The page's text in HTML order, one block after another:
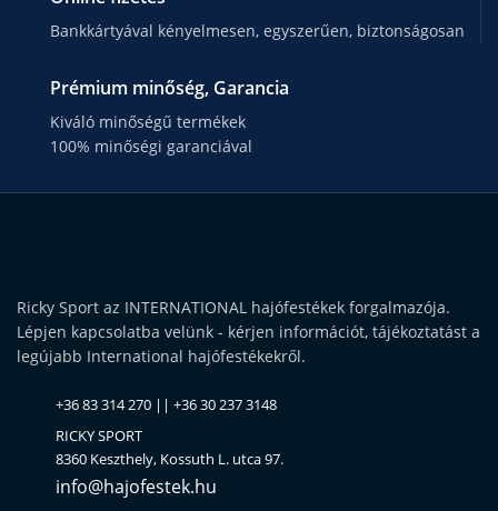
Bankkártyával kényelmesen, egyszerűen, biztonságosan
Prémium minőség, Garancia
Kiváló minőségű termékek
100% minőségi garanciával
Ricky Sport az INTERNATIONAL hajófestékek forgalmazója.
Lépjen kapcsolatba velünk - kérjen információt, tájékoztatást a
legújabb International hajófestékekről.
+36 83 314 270 || +36 30 237 3148
RICKY SPORT
8360 Keszthely, Kossuth L. utca 97.
info@hajofestek.hu